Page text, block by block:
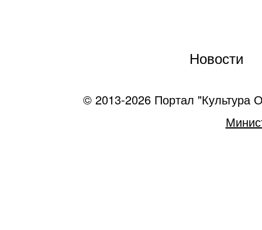
Новости
© 2013-2026 Портал "Культура